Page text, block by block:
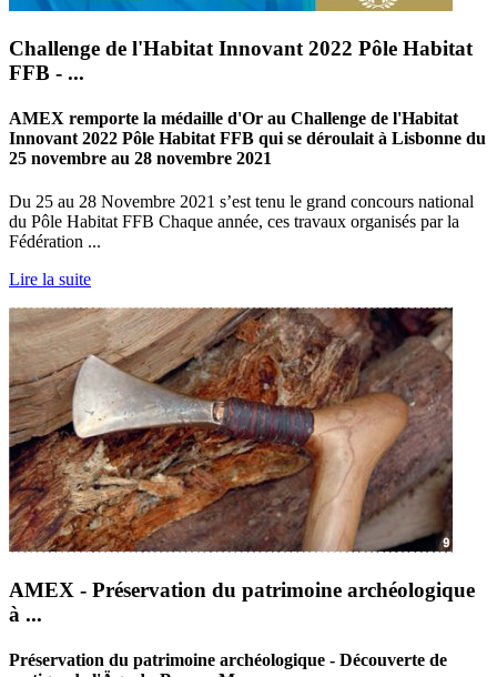
Challenge de l'Habitat Innovant 2022 Pôle Habitat
FFB - ...
AMEX remporte la médaille d'Or au Challenge de l'Habitat
Innovant 2022 Pôle Habitat FFB qui se déroulait à Lisbonne du
25 novembre au 28 novembre 2021
Du 25 au 28 Novembre 2021 s’est tenu le grand concours national
du Pôle Habitat FFB Chaque année, ces travaux organisés par la
Fédération ...
Lire la suite
AMEX - Préservation du patrimoine archéologique
à ...
Préservation du patrimoine archéologique - Découverte de